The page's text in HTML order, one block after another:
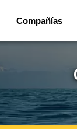
Compañías